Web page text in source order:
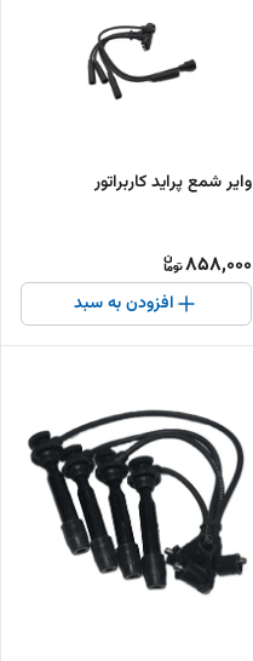
وایر شمع پراید کاربراتور
858,000
افزودن به سبد